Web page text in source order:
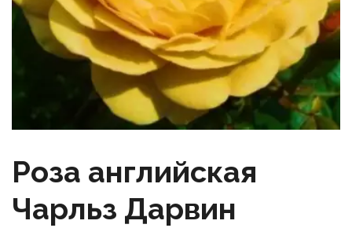
Роза английская
Чарльз Дарвин